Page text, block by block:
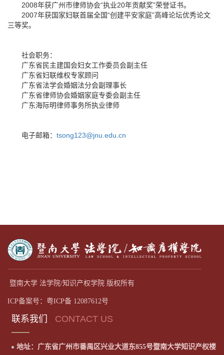
2008年获广州市律师协会“执业20年贡献奖”荣誉证书。
2007年获国家妇联首届全国“创建平安家庭”高峰论坛优秀论文
三等奖。
社会职务：
广东省民主建国会妇女工作委员会副主任
广东省妇联维权专家顾问
广东省法学会婚姻法分会副理事长
广东省律师协会婚姻家庭专委会副主任
广东海际明律师事务所执业律师
电子邮箱： tsong123@jnu.edu.cn
暨南大学 法学院/知识产权学院 版权所有
ICP备案号：粤ICP备 12087612号
联系我们 CONTACT US
地址：广东省广州市番禺区兴业大道东855号暨南大学知识产权楼